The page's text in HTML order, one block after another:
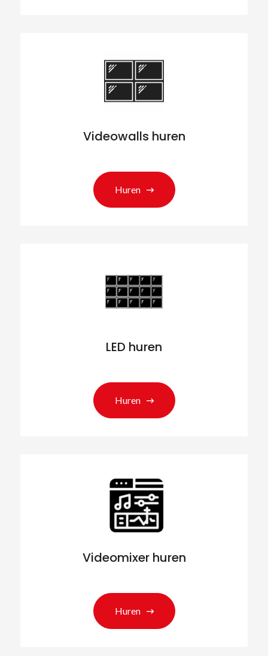
Videowalls huren
Huren
LED huren
Huren
Videomixer huren
Huren